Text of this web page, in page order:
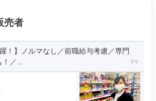
売者
！】ノルマなし／前職給与考慮／専⾨
！／...